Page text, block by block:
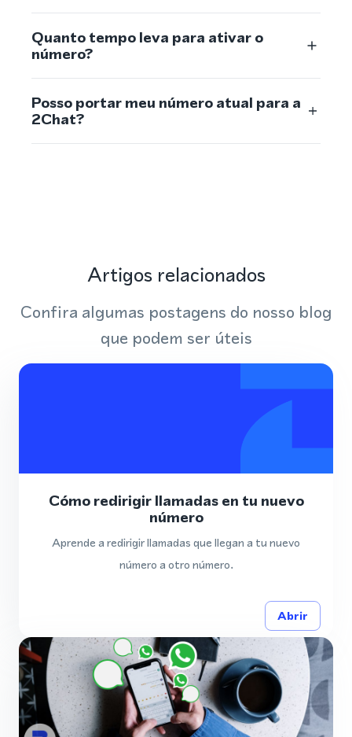
Quanto tempo leva para ativar o
número?
Posso portar meu número atual para a
2Chat?
Artigos relacionados
Confira algumas postagens do nosso blog
que podem ser úteis
Cómo redirigir llamadas en tu nuevo
número
Aprende a redirigir llamadas que llegan a tu nuevo
número a otro número.
Abrir